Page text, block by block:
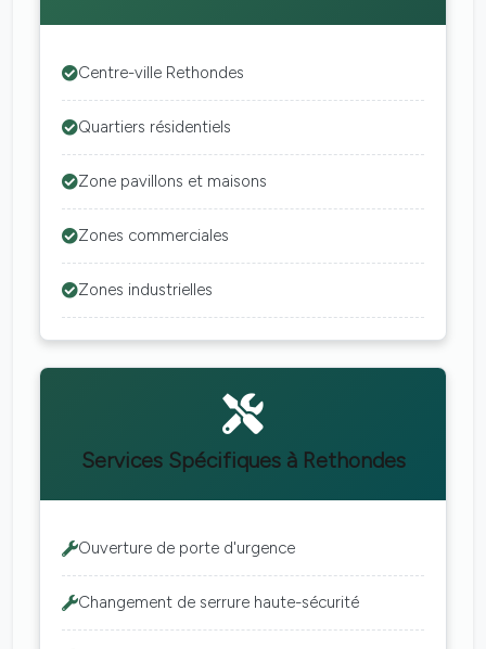
Centre-ville Rethondes
Quartiers résidentiels
Zone pavillons et maisons
Zones commerciales
Zones industrielles
Services Spécifiques à Rethondes
Ouverture de porte d'urgence
Changement de serrure haute-sécurité